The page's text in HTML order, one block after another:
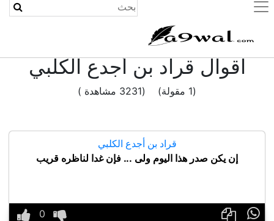
(current)
اقوال قراد بن أجدع الكلبي
(1 مقولة) (3231 مشاهدة )
قراد بن أجدع الكلبي
إن يكن صدر هذا اليوم ولى ... فإن غدا لناظره قريب
